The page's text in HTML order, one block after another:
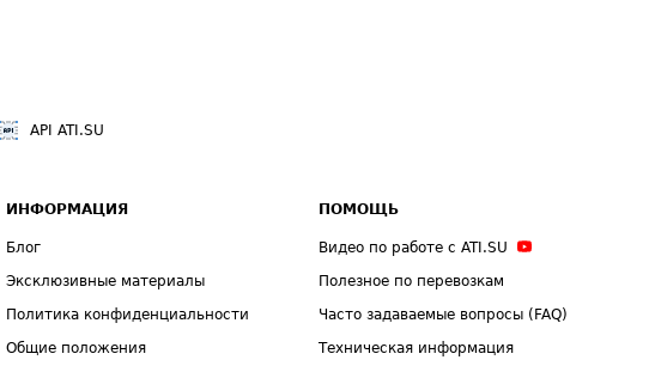
API ATI.SU
ИНФОРМАЦИЯ
Блог
Эксклюзивные материалы
Политика конфиденциальности
Общие положения
ПОМОЩЬ
Видео по работе с ATI.SU
Полезное по перевозкам
Часто задаваемые вопросы (FAQ)
Техническая информация